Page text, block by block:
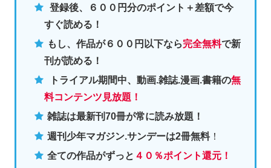
登録後、６００円分のポイント＋差額で今
すぐ読める！
もし、作品が６００円以下なら完全無料で新
刊が読める！
トライアル期間中、動画.雑誌.漫画.書籍の無
料コンテンツ見放題！
雑誌は最新刊70冊が常に読み放題！
週刊少年マガジン.サンデーは2冊無料！
全ての作品がずっと ４０％ポイント還元！